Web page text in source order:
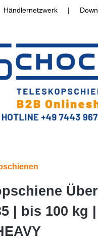
Händlernetzwerk |
| bis 100 kg